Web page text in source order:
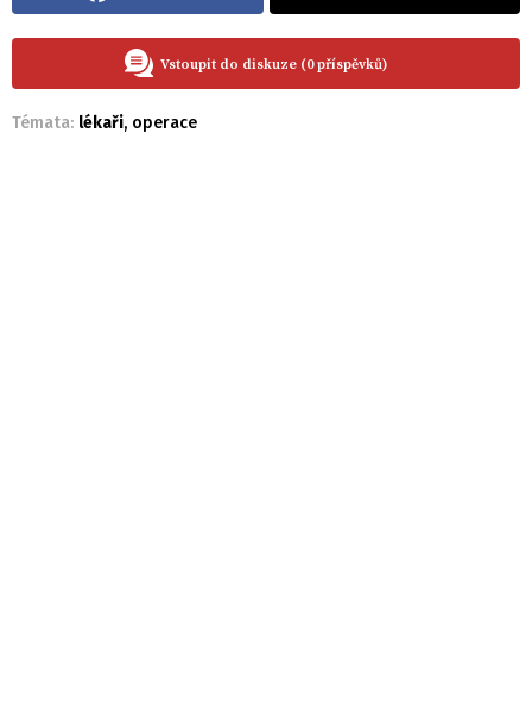
Vstoupit do diskuze (0 příspěvků)
Témata: lékaři, operace